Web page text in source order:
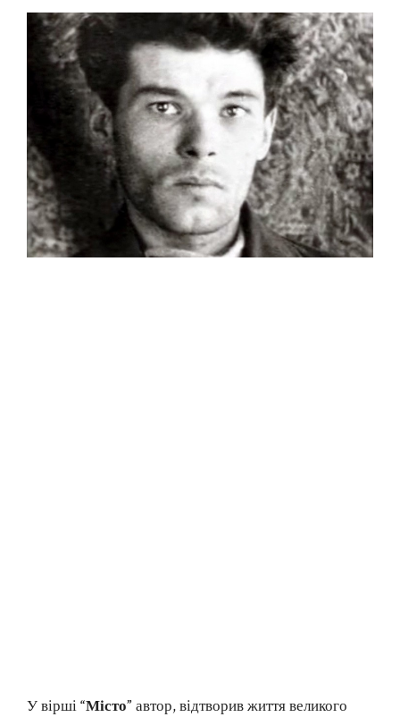
У вірші“Місто” автор, відтворив життя великого